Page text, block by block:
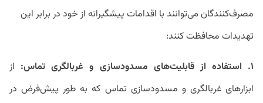
مصرف‌کنندگان می‌توانند با اقدامات پیشگیرانه از خود در برابر این
تهدیدات محافظت کنند:
۱. استفاده از قابلیت‌های مسدودسازی و غربالگری تماس:
از
ابزارهای غربالگری و مسدودسازی تماس که به طور پیش‌فرض در